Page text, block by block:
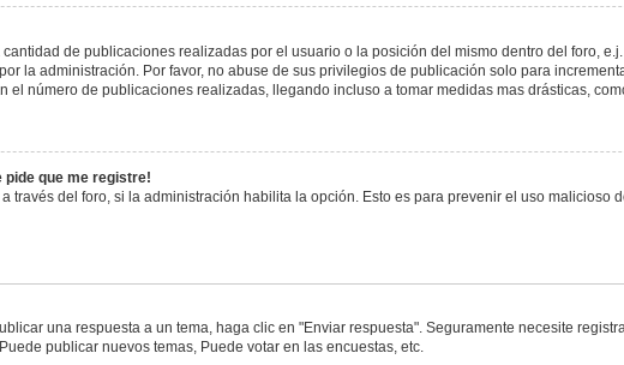
de publicaciones realizadas por el usuario o la posición del mismo dentro del foro,
la administración. Por favor, no abuse de sus privilegios de publicación solo para
el número de publicaciones realizadas, llegando incluso a tomar medidas mas drásticas,
pide que me registre!
través del foro, si la administración habilita la opción. Esto es para prevenir el uso malicioso
una respuesta a un tema, haga clic en "Enviar respuesta". Seguramente necesite
publicar nuevos temas, Puede votar en las encuestas, etc.